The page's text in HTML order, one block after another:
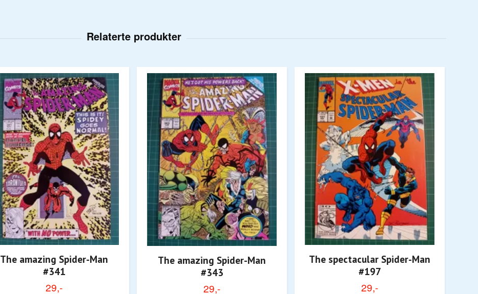
The amazing Spider-Man
#341
29,-
The amazing Spider-Man
#343
29,-
The spectacular Spider-Man
#197
29,-